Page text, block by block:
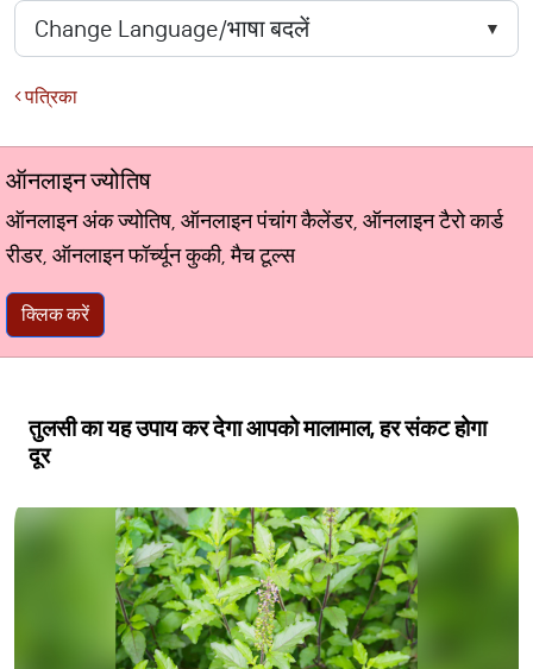
पत्रिका
ऑनलाइन ज्योतिष
ऑनलाइन अंक ज्योतिष, ऑनलाइन पंचांग कैलेंडर, ऑनलाइन टैरो कार्ड
रीडर, ऑनलाइन फॉर्च्यून कुकी, मैच टूल्स
क्लिक करें
तुलसी का यह उपाय कर देगा आपको मालामाल, हर संकट होगा
दूर